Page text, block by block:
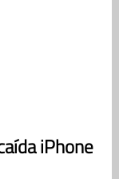
iPhone